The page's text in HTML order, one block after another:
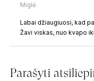
Labai džiaugiuosi, kad
Žavi viskas, nuo kvapo
Miglė
Parašyti